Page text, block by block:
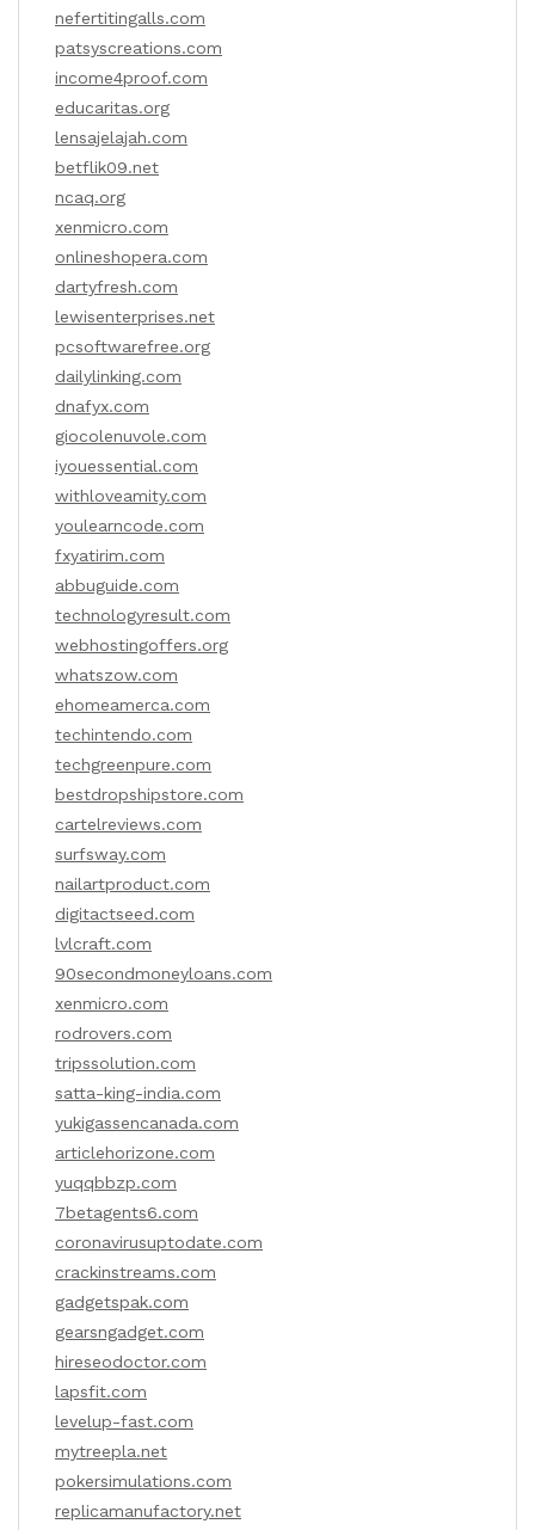
nefertitingalls.com
patsyscreations.com
income4proof.com
educaritas.org
lensajelajah.com
betflik09.net
ncaq.org
xenmicro.com
onlineshopera.com
dartyfresh.com
lewisenterprises.net
pcsoftwarefree.org
dailylinking.com
dnafyx.com
giocolenuvole.com
iyouessential.com
withloveamity.com
youlearncode.com
fxyatirim.com
abbuguide.com
technologyresult.com
webhostingoffers.org
whatszow.com
ehomeamerca.com
techintendo.com
techgreenpure.com
bestdropshipstore.com
cartelreviews.com
surfsway.com
nailartproduct.com
digitactseed.com
lvlcraft.com
90secondmoneyloans.com
xenmicro.com
rodrovers.com
tripssolution.com
satta-king-india.com
yukigassencanada.com
articlehorizone.com
yuqqbbzp.com
7betagents6.com
coronavirusuptodate.com
crackinstreams.com
gadgetspak.com
gearsngadget.com
hireseodoctor.com
lapsfit.com
levelup-fast.com
mytreepla.net
pokersimulations.com
replicamanufactory.net